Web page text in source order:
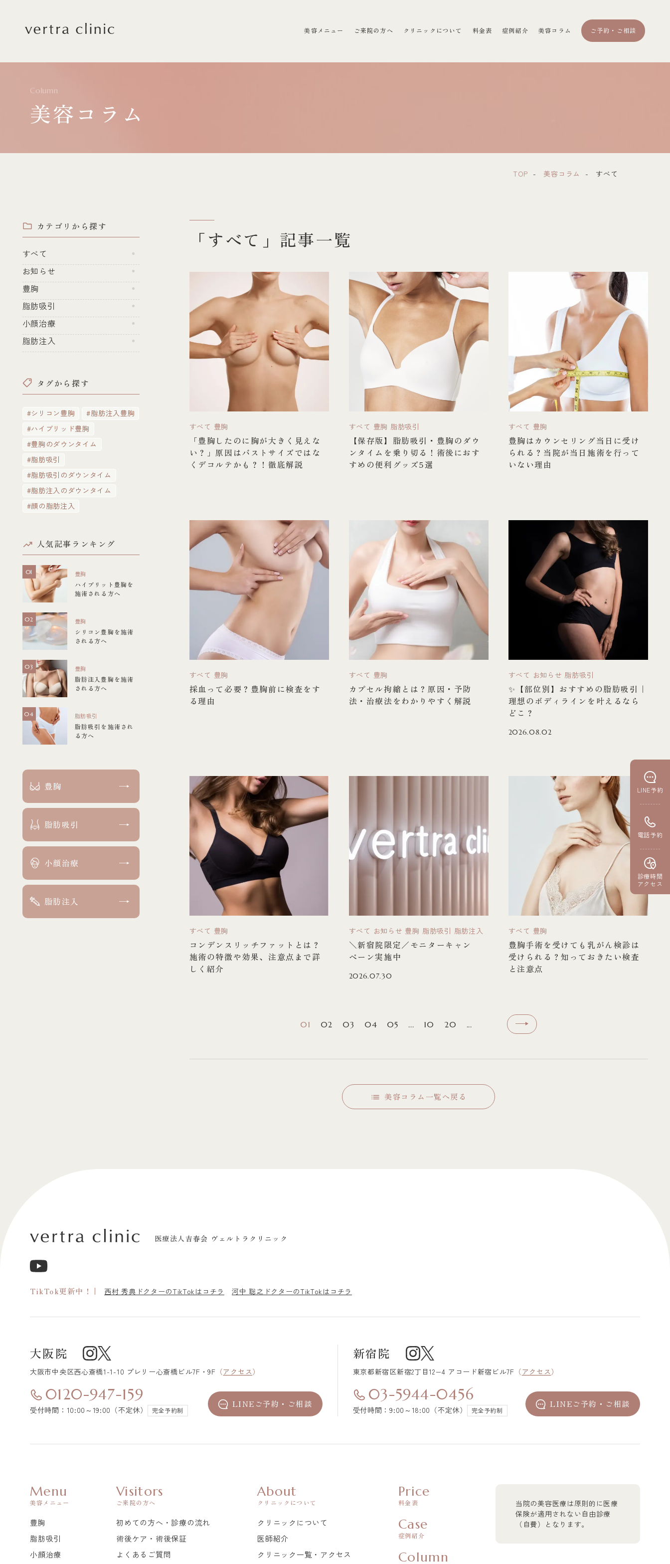
vertra clinic（ヴェルトラクリニック） 美容メニュー ご来院の方へ クリニックについて 料金表 症例紹介 美容コラム ご予約・ご相談
LINE予約
電話予約
診療時間
アクセス
Column
美容コラム
TOP 美容コラム すべて
カテゴリから探す
すべて
お知らせ
豊胸
脂肪吸引
小顔治療
脂肪注入
タグから探す
#シリコン豊胸
#脂肪注入豊胸
#ハイブリッド豊胸
#豊胸のダウンタイム
#脂肪吸引
#脂肪吸引のダウンタイム
#脂肪注入のダウンタイム
#顔の脂肪注入
人気記事ランキング
豊胸
ハイブリット豊胸を
施術される方へ
豊胸
シリコン豊胸を施術
される方へ
豊胸
脂肪注入豊胸を施術
される方へ
脂肪吸引
脂肪吸引を施術され
る方へ
豊胸
脂肪吸引
小顔治療
脂肪注入
「すべて」記事一覧
すべて 豊胸
「豊胸したのに胸が大きく見えな
い？」原因はバストサイズではな
くデコルテかも？！徹底解説
すべて 豊胸 脂肪吸引
【保存版】脂肪吸引・豊胸のダウ
ンタイムを乗り切る！術後におす
すめの便利グッズ5選
すべて 豊胸
豊胸はカウンセリング当日に受け
られる？当院が当日施術を行って
いない理由
すべて 豊胸
採血って必要？豊胸前に検査をす
る理由
すべて 豊胸
カプセル拘縮とは？原因・予防
法・治療法をわかりやすく解説
すべて お知らせ 脂肪吸引
✨【部位別】おすすめの脂肪吸引｜
理想のボディラインを叶えるなら
どこ？
2026.08.02
すべて 豊胸
コンデンスリッチファットとは？
施術の特徴や効果、注意点まで詳
しく紹介
すべて お知らせ 豊胸 脂肪吸引 脂肪注入
＼新宿院限定／モニターキャン
ペーン実施中
2026.07.30
すべて 豊胸
豊胸手術を受けても乳がん検診は
受けられる？知っておきたい検査
と注意点
01 02 03 04 05 ... 10 20 ...
美容コラム一覧へ戻る
医療法人吉春会 ヴェルトラクリニック
TikTok更新中！ 西村 秀典ドクターのTikTokはコチラ 河中 聡之ドクターのTikTokはコチラ
大阪院
大阪市中央区西心斎橋1-1-10 プレリー心斎橋ビル7F・9F （アクセス）
0120-947-159
受付時間：10:00～19:00（不定休） 完全予約制
LINEご予約・ご相談
新宿院
東京都新宿区新宿2丁目12−4 アコード新宿ビル7F （アクセス）
03-5944-0456
受付時間：9:00～18:00（不定休） 完全予約制
LINEご予約・ご相談
Menu
美容メニュー
豊胸
脂肪吸引
小顔治療
Visitors
ご来院の方へ
初めての方へ・診療の流れ
術後ケア・術後保証
よくあるご質問
About
クリニックについて
クリニックについて
医師紹介
クリニック一覧・アクセス
Price
料金表
Case
症例紹介
Column
当院の美容医療は原則的に医療
保険が適用されない自由診療
（自費）となります。